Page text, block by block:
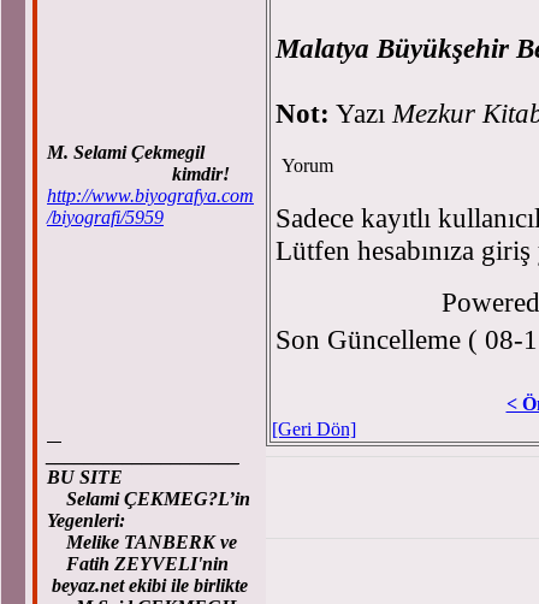
M. Selami Çekmegil
kimdir!
http://www.biyografya.com
/biyografi/5959
BU SITE
Selami ÇEKMEG?L’in
Yegenleri:
Melike TANBERK ve
Fatih ZEYVELI'nin
beyaz.net ekibi ile birlikte
Malatya Büyükşehir
Not: Yazı Mezkur
Yorum
Sadece kayıtlı
Lütfen hesabınıza
Son Güncelleme ( 08-
<
[Geri Dön]